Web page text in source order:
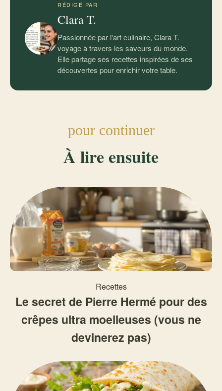
RÉDIGÉ PAR
Clara T.
Passionnée par l'art culinaire, Clara T.
voyage à travers les saveurs du monde.
Elle partage ses recettes inspirées de ses
découvertes pour enrichir votre table.
pour continuer
À lire ensuite
Recettes
Le secret de Pierre Hermé pour des
crêpes ultra moelleuses (vous ne
devinerez pas)